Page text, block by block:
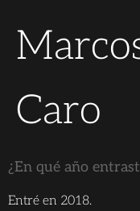
Caro
¿En qué año
Entré en 2018.